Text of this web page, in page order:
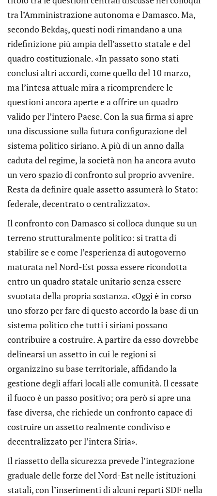
tra l’Amministrazione autonoma e Damasco. Ma,
secondo Bekdaş, questi nodi rimandano a una
ridefinizione più ampia dell’assetto statale e del
quadro costituzionale. «In passato sono stati
conclusi altri accordi, come quello del 10 marzo,
ma l’intesa attuale mira a ricomprendere le
questioni ancora aperte e a offrire un quadro
valido per l’intero Paese. Con la sua firma si apre
una discussione sulla futura configurazione del
sistema politico siriano. A più di un anno dalla
caduta del regime, la società non ha ancora avuto
un vero spazio di confronto sul proprio avvenire.
Resta da definire quale assetto assumerà lo Stato:
federale, decentrato o centralizzato».
Il confronto con Damasco si colloca dunque su un
terreno strutturalmente politico: si tratta di
stabilire se e come l’esperienza di autogoverno
maturata nel Nord-Est possa essere ricondotta
entro un quadro statale unitario senza essere
svuotata della propria sostanza. «Oggi è in corso
uno sforzo per fare di questo accordo la base di un
sistema politico che tutti i siriani possano
contribuire a costruire. A partire da esso dovrebbe
delinearsi un assetto in cui le regioni si
organizzino su base territoriale, affidando la
gestione degli affari locali alle comunità. Il cessate
il fuoco è un passo positivo; ora però si apre una
fase diversa, che richiede un confronto capace di
costruire un assetto realmente condiviso e
decentralizzato per l’intera Siria».
Il riassetto della sicurezza prevede l’integrazione
graduale delle forze del Nord-Est nelle istituzioni
statali, con l’inserimenti di alcuni reparti SDF nella